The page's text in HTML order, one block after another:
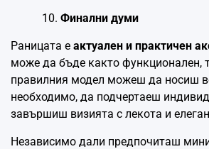
Финални думи
Раницата е актуален и практичен
може да бъде както функционален,
правилния модел можеш да носиш
необходимо, да подчертаеш
завършиш визията с лекота и
Независимо дали предпочиташ